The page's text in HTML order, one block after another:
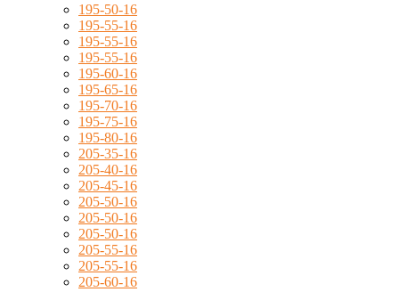
195-50-16
195-55-16
195-55-16
195-55-16
195-60-16
195-65-16
195-70-16
195-75-16
195-80-16
205-35-16
205-40-16
205-45-16
205-50-16
205-50-16
205-50-16
205-55-16
205-55-16
205-60-16